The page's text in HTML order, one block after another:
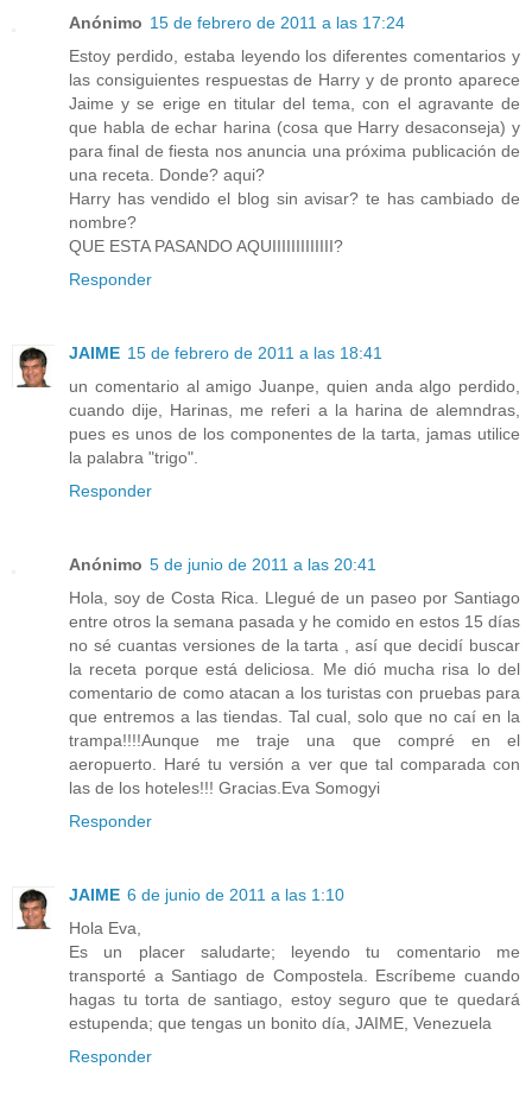
Anónimo 15 de febrero de 2011 a las 17:24
Estoy perdido, estaba leyendo los diferentes comentarios y
las consiguientes respuestas de Harry y de pronto aparece
Jaime y se erige en titular del tema, con el agravante de
que habla de echar harina (cosa que Harry desaconseja) y
para final de fiesta nos anuncia una próxima publicación de
una receta. Donde? aqui?
Harry has vendido el blog sin avisar? te has cambiado de
nombre?
QUE ESTA PASANDO AQUIIIIIIIIIIIII?
Responder
JAIME 15 de febrero de 2011 a las 18:41
un comentario al amigo Juanpe, quien anda algo perdido,
cuando dije, Harinas, me referi a la harina de alemndras,
pues es unos de los componentes de la tarta, jamas utilice
la palabra "trigo".
Responder
Anónimo 5 de junio de 2011 a las 20:41
Hola, soy de Costa Rica. Llegué de un paseo por Santiago
entre otros la semana pasada y he comido en estos 15 días
no sé cuantas versiones de la tarta , así que decidí buscar
la receta porque está deliciosa. Me dió mucha risa lo del
comentario de como atacan a los turistas con pruebas para
que entremos a las tiendas. Tal cual, solo que no caí en la
trampa!!!!Aunque me traje una que compré en el
aeropuerto. Haré tu versión a ver que tal comparada con
las de los hoteles!!! Gracias.Eva Somogyi
Responder
JAIME 6 de junio de 2011 a las 1:10
Hola Eva,
Es un placer saludarte; leyendo tu comentario me
transporté a Santiago de Compostela. Escríbeme cuando
hagas tu torta de santiago, estoy seguro que te quedará
estupenda; que tengas un bonito día, JAIME, Venezuela
Responder